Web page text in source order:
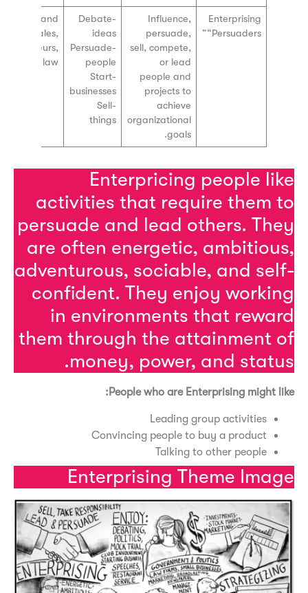
Enterprising
“Persuaders”
Influence,
persuade,
sell, compete,
people and
projects to
organizational
-Debate
ideas
-Persuade
-Start
businesses
things
Marketing and
sales,
entrepreneurs,
politics, law
Enterpricing people
activities that require
persuade and lead others.
are often energetic,
adventurous, sociable, and
confident. They enjoy
in environments that
them through the
money, power, and
People who are Enterprising
Leading group activities
Convincing people to buy a product
Talking to other people
Enterprising Theme